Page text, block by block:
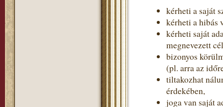
kérheti a saját
kérheti a hibás
kérheti saját
megnevezett
bizonyos
(pl. arra az
tiltakozhat
érdekében,
joga van saját